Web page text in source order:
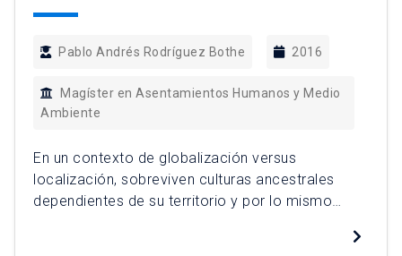
Pablo Andrés Rodríguez Bothe 2016
Magíster en Asentamientos Humanos y Medio
Ambiente
En un contexto de globalización versus
localización, sobreviven culturas ancestrales
dependientes de su territorio y por lo mismo